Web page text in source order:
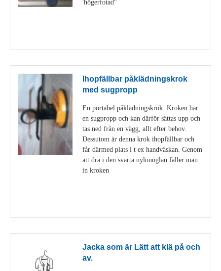
'högerfotad"
Ihopfällbar påklädningskrok
med sugpropp
En portabel påklädningskrok. Kroken har
en sugpropp och kan därför sättas upp och
tas ned från en vägg, allt efter behov.
Dessutom är denna krok ihopfällbar och
får därmed plats i t ex handväskan. Genom
att dra i den svarta nylonöglan fäller man
in kroken
Jacka som är Lätt att klä på och
av.